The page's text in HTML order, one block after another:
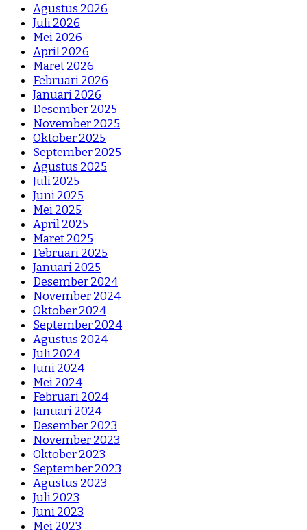
Agustus 2026
Juli 2026
Mei 2026
April 2026
Maret 2026
Februari 2026
Januari 2026
Desember 2025
November 2025
Oktober 2025
September 2025
Agustus 2025
Juli 2025
Juni 2025
Mei 2025
April 2025
Maret 2025
Februari 2025
Januari 2025
Desember 2024
November 2024
Oktober 2024
September 2024
Agustus 2024
Juli 2024
Juni 2024
Mei 2024
Februari 2024
Januari 2024
Desember 2023
November 2023
Oktober 2023
September 2023
Agustus 2023
Juli 2023
Juni 2023
Mei 2023